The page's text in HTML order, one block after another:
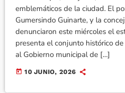
emblemáticos de la ciudad. El
Gumersindo Guinarte, y la
denunciaron este miércoles el
presenta el conjunto histórico
al Gobierno municipal de […]
today 10 JUNIO, 2026